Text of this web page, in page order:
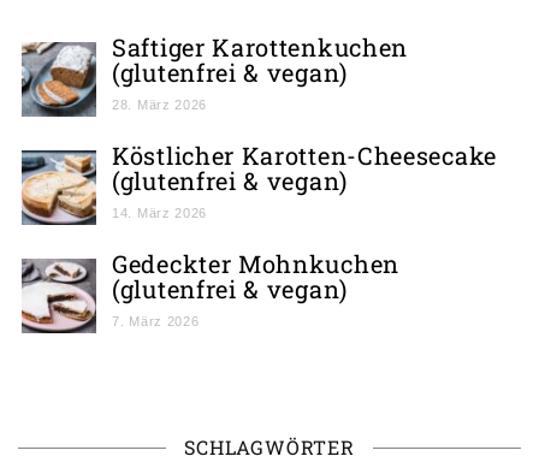
Saftiger Karottenkuchen
(glutenfrei & vegan)
28. März 2026
Köstlicher Karotten-Cheesecake
(glutenfrei & vegan)
14. März 2026
Gedeckter Mohnkuchen
(glutenfrei & vegan)
7. März 2026
SCHLAGWÖRTER